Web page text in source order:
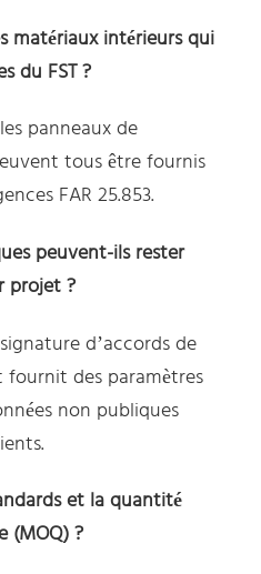
matériaux intérieurs qui
du FST ?
panneaux de
tous être fournis
FAR 25.853.
peuvent-ils rester
projet ?
d’accords de
des paramètres
non publiques
et la quantité
(MOQ) ?